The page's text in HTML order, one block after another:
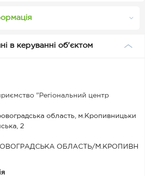
в керуванні об'єктом
"Регіональний центр
область, м.Кропивницьки
2
ОБЛАСТЬ/М.КРОПИВН